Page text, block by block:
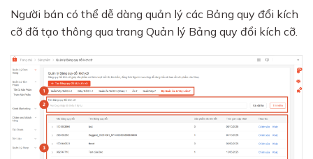
Người bán có thể dễ dàng quản lý các Bảng quy đổi kích
cỡ đã tạo thông qua trang Quản lý Bảng quy đổi kích cỡ.